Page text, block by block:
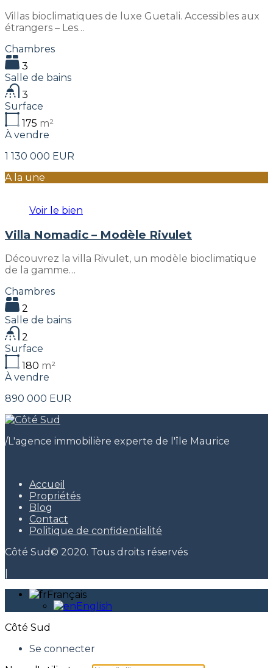
Villas bioclimatiques de luxe Guetali. Accessibles aux
étrangers – Les…
Chambres
3
Salle de bains
3
Surface
175 m²
À vendre
1 130 000 EUR
A la une
Voir le bien
Villa Nomadic – Modèle Rivulet
Découvrez la villa Rivulet, un modèle bioclimatique
de la gamme…
Chambres
2
Salle de bains
2
Surface
180 m²
À vendre
890 000 EUR
/L'agence immobilière experte de l'île Maurice
Accueil
Propriétés
Blog
Contact
Politique de confidentialité
Côté Sud© 2020. Tous droits réservés
Français
English
Côté Sud
Se connecter